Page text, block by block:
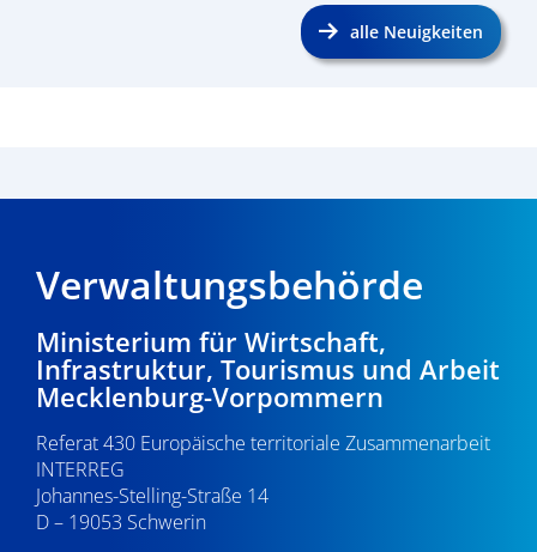
alle Neuigkeiten
Verwaltungsbehörde
Ministerium für Wirtschaft,
Infrastruktur, Tourismus und Arbeit
Mecklenburg-Vorpommern
Referat 430 Europäische territoriale Zusammenarbeit
INTERREG
Johannes-Stelling-Straße 14
D – 19053 Schwerin